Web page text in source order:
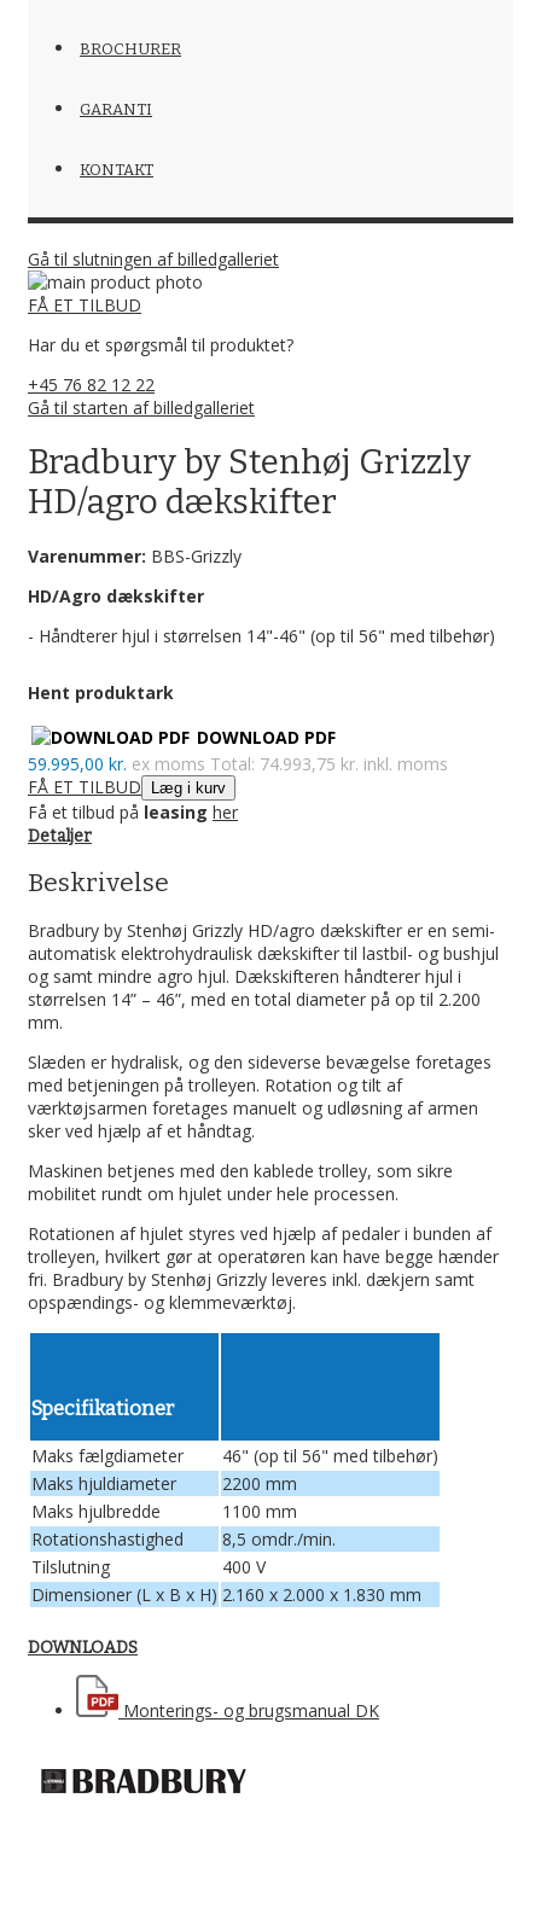
BROCHURER
GARANTI
KONTAKT
Gå til slutningen af billedgalleriet
FÅ ET TILBUD
Har du et spørgsmål til produktet?
+45 76 82 12 22
Gå til starten af billedgalleriet
Bradbury by Stenhøj Grizzly
HD/agro dækskifter
Varenummer: BBS-Grizzly
HD/Agro dækskifter
- Håndterer hjul i størrelsen 14"-46" (op til 56" med tilbehør)
Hent produktark
DOWNLOAD PDF
59.995,00 kr. ex moms Total: 74.993,75 kr. inkl. moms
FÅ ET TILBUD
Læg i kurv
Få et tilbud på leasing her
Detaljer
Beskrivelse
Bradbury by Stenhøj Grizzly HD/agro dækskifter er en semi-
automatisk elektrohydraulisk dækskifter til lastbil- og bushjul
og samt mindre agro hjul. Dækskifteren håndterer hjul i
størrelsen 14” – 46”, med en total diameter på op til 2.200
mm.
Slæden er hydralisk, og den sideverse bevægelse foretages
med betjeningen på trolleyen. Rotation og tilt af
værktøjsarmen foretages manuelt og udløsning af armen
sker ved hjælp af et håndtag.
Maskinen betjenes med den kablede trolley, som sikre
mobilitet rundt om hjulet under hele processen.
Rotationen af hjulet styres ved hjælp af pedaler i bunden af
trolleyen, hvilkert gør at operatøren kan have begge hænder
fri. Bradbury by Stenhøj Grizzly leveres inkl. dækjern samt
opspændings- og klemmeværktøj.
Specifikationer
Maks fælgdiameter
46" (op til 56" med tilbehør)
Maks hjuldiameter
2200 mm
Maks hjulbredde
1100 mm
Rotationshastighed
8,5 omdr./min.
Tilslutning
400 V
Dimensioner (L x B x H) 2.160 x 2.000 x 1.830 mm
DOWNLOADS
Monterings- og brugsmanual DK